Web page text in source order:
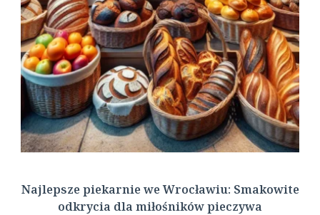
Najlepsze piekarnie we Wrocławiu: Smakowite
odkrycia dla miłośników pieczywa